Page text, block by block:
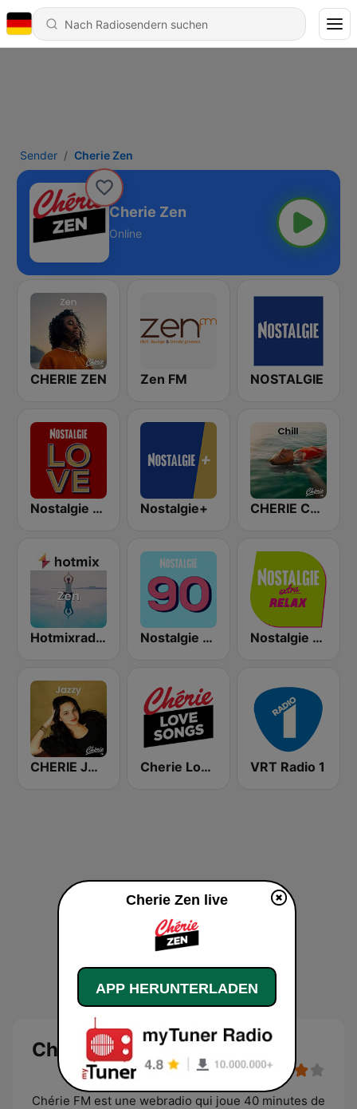
Sender Cherie Zen
Cherie Zen
Online
CHERIE ZEN Zen FM NOSTALGIE
Nostalgie Love Nostalgie+ CHERIE CHILL
Hotmixradio Zen Nostalgie 90 Nostalgie extra relax
CHERIE JAZZY Cherie Love Songs VRT Radio 1
Cherie Zen
Chérie FM est une webradio qui joue 40 minutes de
Cherie Zen live
APP HERUNTERLADEN